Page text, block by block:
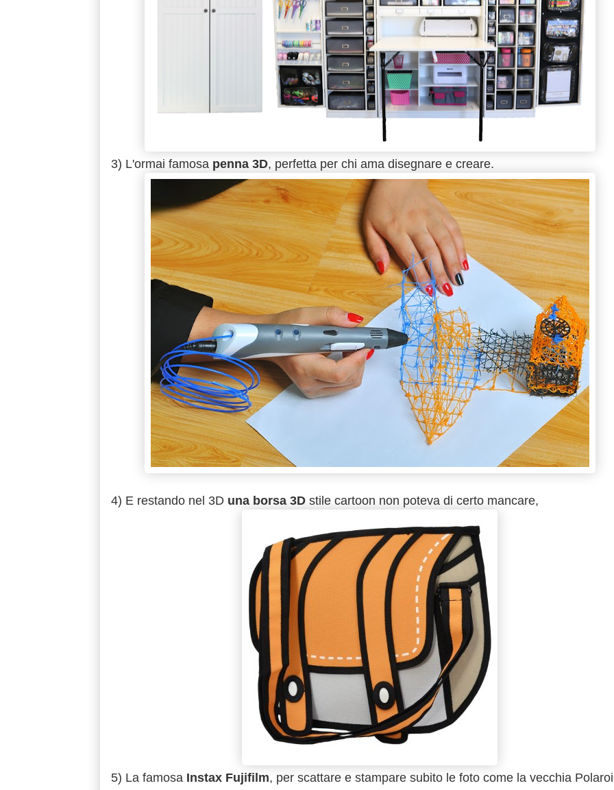
3) L'ormai famosapenna 3D, perfetta per chi ama disegnare e creare.
4) E restando nel 3D una borsa 3D stile cartoon non poteva di certo mancare,
5) La famosaInstax Fujifilm, per scattare e stampare subito le foto come la vecchia